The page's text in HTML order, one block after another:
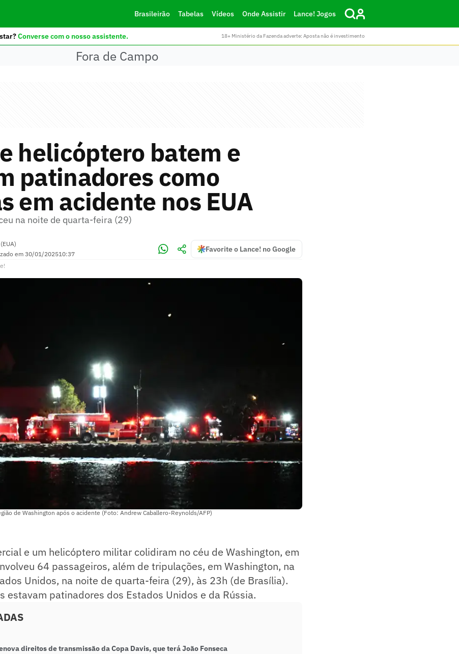
Brasileirão Tabelas Vídeos Onde Assistir Lance! Jogos
Converse com o nosso assistente. 18+ Ministério da Fazenda adverte: Aposta não é investimento
Fora de Campo
helicóptero batem e
patinadores como
em acidente nos EUA
na noite de quarta-feira (29)
em30/01/202510:37
Favorite o Lance! no Google
de Washington após o acidente (Foto: Andrew Caballero-Reynolds/AFP)
e um helicóptero militar colidiram no céu de Washington, em
64 passageiros, além de tripulações, em Washington, na
Unidos, na noite de quarta-feira (29), às 23h (de Brasília).
estavam patinadores dos Estados Unidos e da Rússia.
direitos de transmissão da Copa Davis, que terá João Fonseca